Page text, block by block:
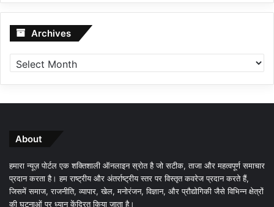
Archives Archives
About
हमारा न्यूज़ पोर्टल एक शक्तिशाली ऑनलाइन स्रोत है जो सटीक, ताजा और महत्वपूर्ण समाचार
प्रदान करता है। हम राष्ट्रीय और अंतर्राष्ट्रीय स्तर पर विस्तृत कवरेज प्रदान करते हैं,
जिसमें समाज, राजनीति, व्यापार, खेल, मनोरंजन, विज्ञान, और प्रौद्योगिकी जैसे विभिन्न क्षेत्रों
की घटनाओं पर ध्यान केंद्रित किया जाता है।